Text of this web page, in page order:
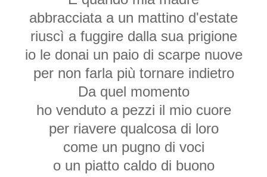
abbracciata a un mattino d'estate
riuscì a fuggire dalla sua prigione
io le donai un paio di scarpe nuove
per non farla più tornare indietro
Da quel momento
ho venduto a pezzi il mio cuore
per riavere qualcosa di loro
come un pugno di voci
o un piatto caldo di buono